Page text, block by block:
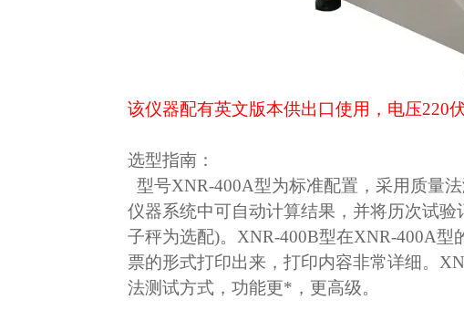
该仪器配有英文版本供出口使用，电压220
选型指南：
型号XNR-400A型为标准配置，采用质量
仪器系统中可自动计算结果，并将历次试
子秤为选配)。XNR-400B型在XNR-400A
票的形式打印出来，打印内容非常详细。
法测试方式，功能更*，更高级。